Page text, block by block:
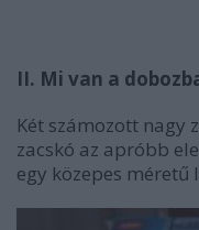
II. Mi van a
Két számozott nagy
zacskó az apróbb
egy közepes méretű